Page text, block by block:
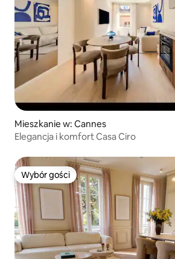
Mieszkanie w: Cannes
Elegancja i komfort Casa Ciro
Wybór gości
Wybór gości